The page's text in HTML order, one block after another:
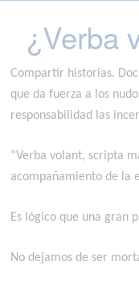
¿Verba
Compartir historias.
que da fuerza a los
responsabilidad las
“Verba volant, scripta
acompañamiento de la
Es lógico que una gran
No dejamos de ser